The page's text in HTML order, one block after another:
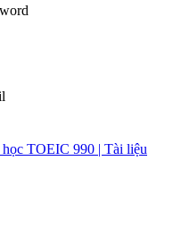
TOEIC 990 | Tài liệu